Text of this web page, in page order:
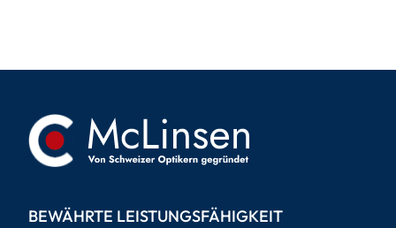
BEWÄHRTE LEISTUNGSFÄHIGKEIT